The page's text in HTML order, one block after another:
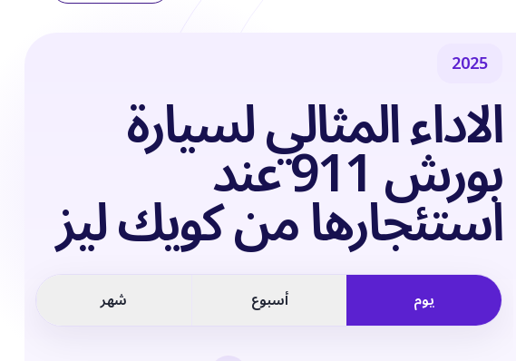
2025
الاداء المثالي لسيارة
بورش 911 عند
استئجارها من كويك ليز
يوم أسبوع شهر